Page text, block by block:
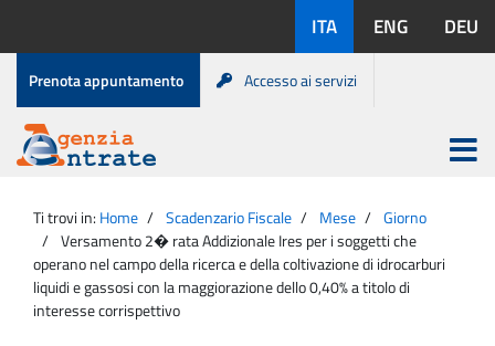
contenuto
disponibili:
ITA ENG DEU
Menu
di
servizio
Prenota appuntamento Accesso ai servizi
Agenzia
Entrate
Apri
menu
principale
Ti trovi in: Home Scadenzario Fiscale Mese
Giorno
Versamento 2� rata Addizionale Ires per i soggetti che
operano nel campo della ricerca e della coltivazione di idrocarburi
liquidi e gassosi con la maggiorazione dello 0,40% a titolo di
interesse corrispettivo